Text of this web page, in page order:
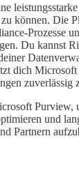
zu können. Die
Prozesse
Du kannst
dich
zuverlässig
Purview,
und
Partnern